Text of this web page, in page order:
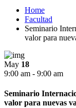
Home
Facultad
Seminario
valor para
May 18
9:00 am - 9:00 am
Seminario
valor para nuevas